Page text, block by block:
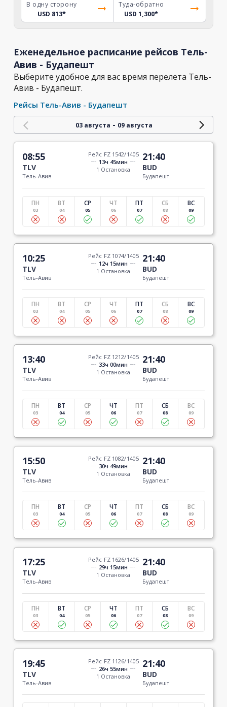
В одну сторону
USD 813*
Туда-обратно
USD 1,300*
Еженедельное расписание рейсов Тель-
Авив - Будапешт
Выберите удобное для вас время перелета Тель-
Авив - Будапешт.
Рейсы Тель-Авив - Будапешт
03 августа - 09 августа
08:55
TLV
Тель-Авив
Рейс FZ 1542/1405
13ч 45мин
1 Остановка
21:40
BUD
Будапешт
ПН
03
ВТ
04
СР
05
ЧТ
06
ПТ
07
СБ
08
ВС
09
10:25
TLV
Тель-Авив
Рейс FZ 1074/1405
12ч 15мин
1 Остановка
21:40
BUD
Будапешт
ПН
03
ВТ
04
СР
05
ЧТ
06
ПТ
07
СБ
08
ВС
09
13:40
TLV
Тель-Авив
Рейс FZ 1212/1405
33ч 00мин
1 Остановка
21:40
BUD
Будапешт
ПН
03
ВТ
04
СР
05
ЧТ
06
ПТ
07
СБ
08
ВС
09
15:50
TLV
Тель-Авив
Рейс FZ 1082/1405
30ч 49мин
1 Остановка
21:40
BUD
Будапешт
ПН
03
ВТ
04
СР
05
ЧТ
06
ПТ
07
СБ
08
ВС
09
17:25
TLV
Тель-Авив
Рейс FZ 1626/1405
29ч 15мин
1 Остановка
21:40
BUD
Будапешт
ПН
03
ВТ
04
СР
05
ЧТ
06
ПТ
07
СБ
08
ВС
09
19:45
TLV
Тель-Авив
Рейс FZ 1126/1405
26ч 55мин
1 Остановка
21:40
BUD
Будапешт